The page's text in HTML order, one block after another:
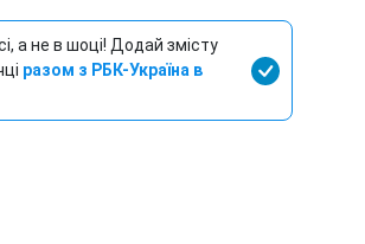
а не в шоці! Додай змісту
разом з РБК-Україна в